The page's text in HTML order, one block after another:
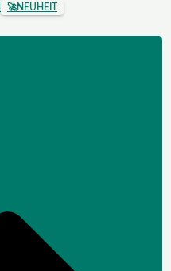
🚀NEUHEIT